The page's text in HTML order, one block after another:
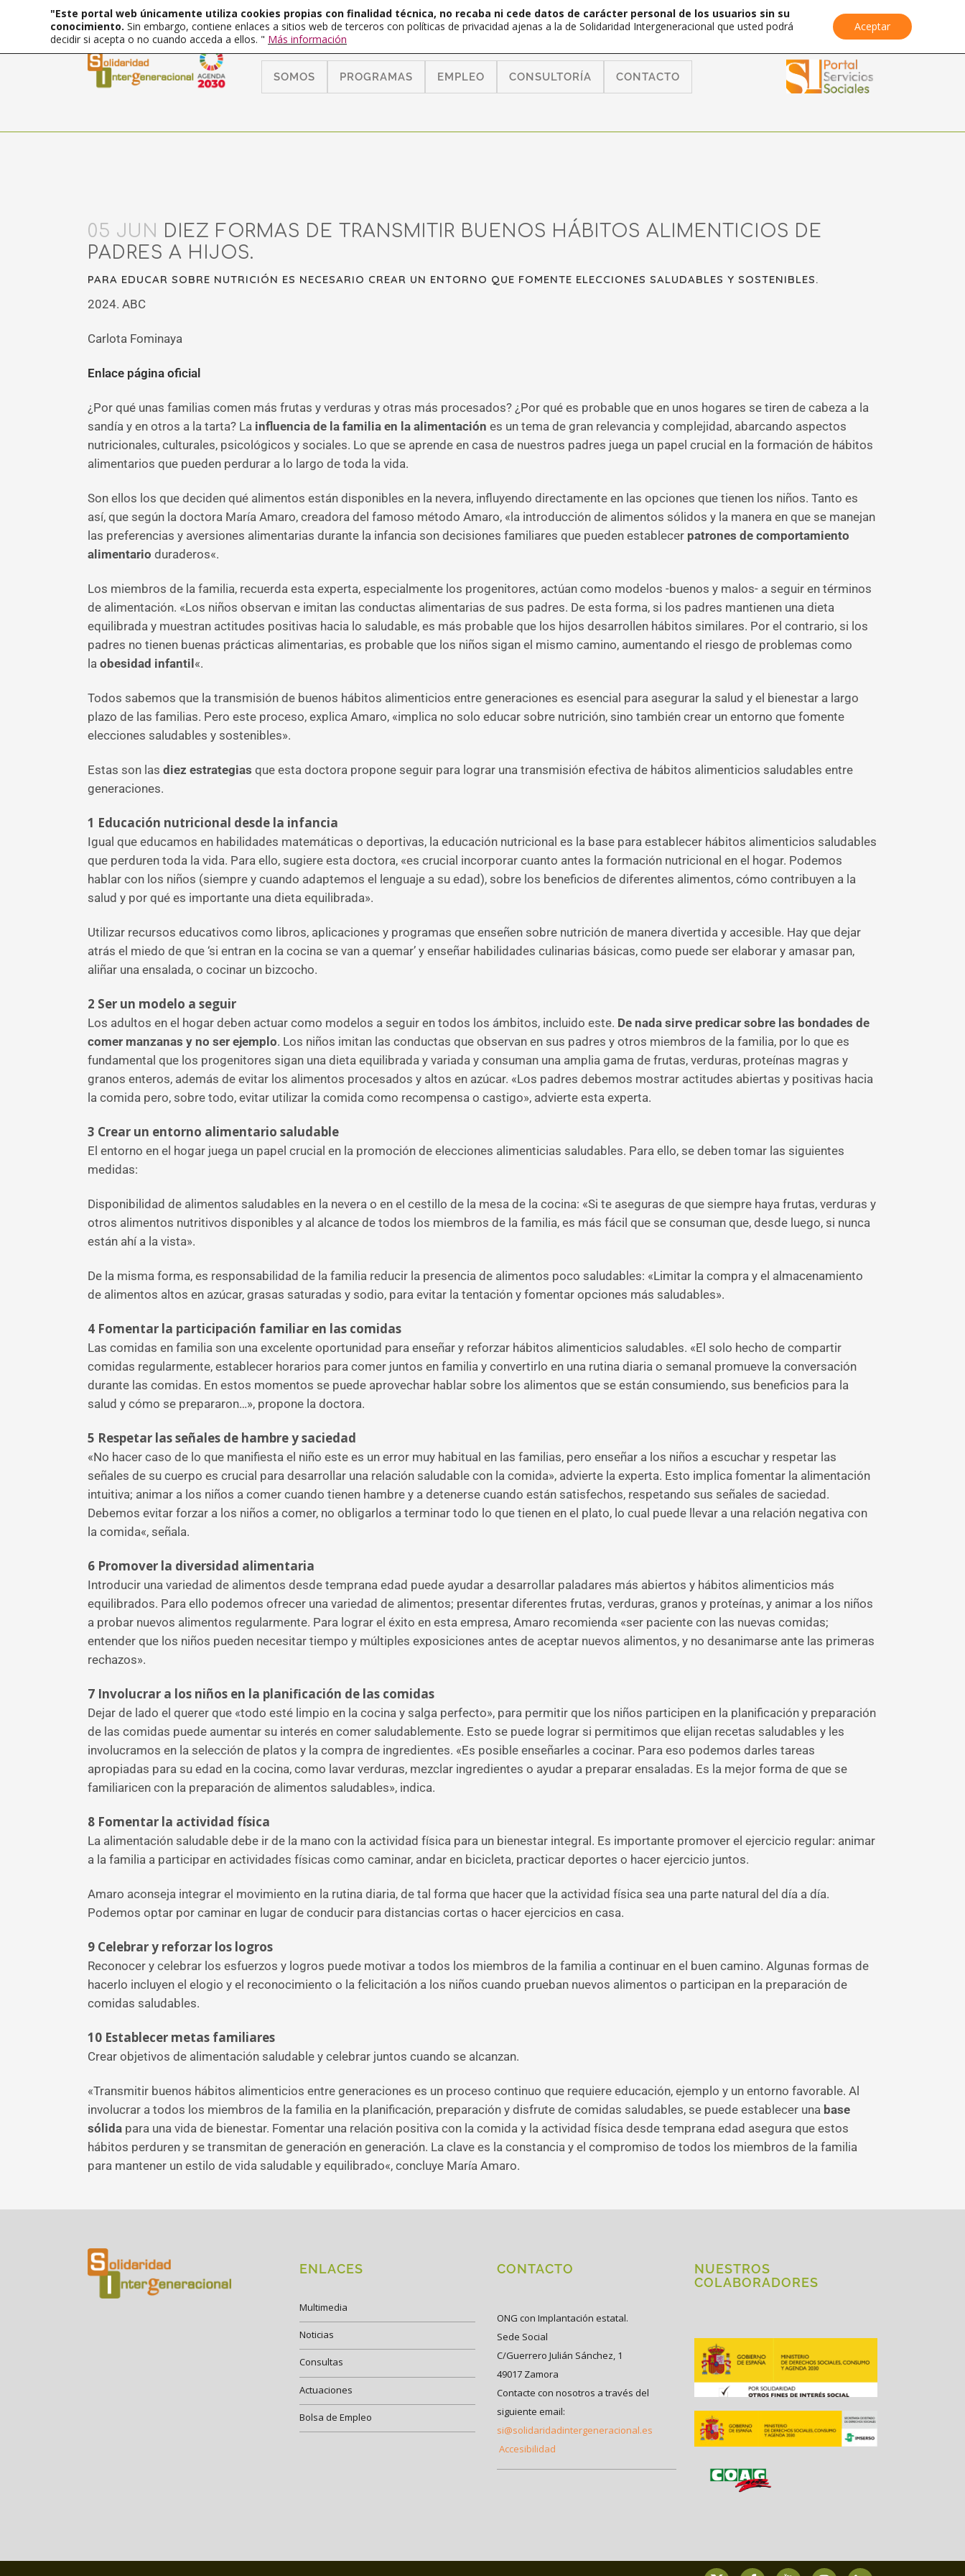
SOMOS PROGRAMAS EMPLEO CONSULTORÍA CONTACTO
05 JUN DIEZ FORMAS DE TRANSMITIR BUENOS HÁBITOS ALIMENTICIOS DE
PADRES A HIJOS.
PARA EDUCAR SOBRE NUTRICIÓN ES NECESARIO CREAR UN ENTORNO QUE FOMENTE ELECCIONES SALUDABLES Y SOSTENIBLES.
2024. ABC
Carlota Fominaya
Enlace página oficial
¿Por qué unas familias comen más frutas y verduras y otras más procesados? ¿Por qué es probable que en unos hogares se tiren de cabeza a la
sandía y en otros a la tarta? La influencia de la familia en la alimentación es un tema de gran relevancia y complejidad, abarcando aspectos
nutricionales, culturales, psicológicos y sociales. Lo que se aprende en casa de nuestros padres juega un papel crucial en la formación de hábitos
alimentarios que pueden perdurar a lo largo de toda la vida.
Son ellos los que deciden qué alimentos están disponibles en la nevera, influyendo directamente en las opciones que tienen los niños. Tanto es
así, que según la doctora María Amaro, creadora del famoso método Amaro, «la introducción de alimentos sólidos y la manera en que se manejan
las preferencias y aversiones alimentarias durante la infancia son decisiones familiares que pueden establecer patrones de comportamiento
alimentario duraderos«.
Los miembros de la familia, recuerda esta experta, especialmente los progenitores, actúan como modelos -buenos y malos- a seguir en términos
de alimentación. «Los niños observan e imitan las conductas alimentarias de sus padres. De esta forma, si los padres mantienen una dieta
equilibrada y muestran actitudes positivas hacia lo saludable, es más probable que los hijos desarrollen hábitos similares. Por el contrario, si los
padres no tienen buenas prácticas alimentarias, es probable que los niños sigan el mismo camino, aumentando el riesgo de problemas como
la obesidad infantil «.
Todos sabemos que la transmisión de buenos hábitos alimenticios entre generaciones es esencial para asegurar la salud y el bienestar a largo
plazo de las familias. Pero este proceso, explica Amaro, «implica no solo educar sobre nutrición, sino también crear un entorno que fomente
elecciones saludables y sostenibles».
Estas son las diez estrategias que esta doctora propone seguir para lograr una transmisión efectiva de hábitos alimenticios saludables entre
generaciones.
1 Educación nutricional desde la infancia
Igual que educamos en habilidades matemáticas o deportivas, la educación nutricional es la base para establecer hábitos alimenticios saludables
que perduren toda la vida. Para ello, sugiere esta doctora, «es crucial incorporar cuanto antes la formación nutricional en el hogar. Podemos
hablar con los niños (siempre y cuando adaptemos el lenguaje a su edad), sobre los beneficios de diferentes alimentos, cómo contribuyen a la
salud y por qué es importante una dieta equilibrada».
Utilizar recursos educativos como libros, aplicaciones y programas que enseñen sobre nutrición de manera divertida y accesible. Hay que dejar
atrás el miedo de que ‘si entran en la cocina se van a quemar’ y enseñar habilidades culinarias básicas, como puede ser elaborar y amasar pan,
aliñar una ensalada, o cocinar un bizcocho.
2 Ser un modelo a seguir
Los adultos en el hogar deben actuar como modelos a seguir en todos los ámbitos, incluido este. De nada sirve predicar sobre las bondades de
comer manzanas y no ser ejemplo. Los niños imitan las conductas que observan en sus padres y otros miembros de la familia, por lo que es
fundamental que los progenitores sigan una dieta equilibrada y variada y consuman una amplia gama de frutas, verduras, proteínas magras y
granos enteros, además de evitar los alimentos procesados y altos en azúcar. «Los padres debemos mostrar actitudes abiertas y positivas hacia
la comida pero, sobre todo, evitar utilizar la comida como recompensa o castigo», advierte esta experta.
3 Crear un entorno alimentario saludable
El entorno en el hogar juega un papel crucial en la promoción de elecciones alimenticias saludables. Para ello, se deben tomar las siguientes
medidas:
Disponibilidad de alimentos saludables en la nevera o en el cestillo de la mesa de la cocina: «Si te aseguras de que siempre haya frutas, verduras y
otros alimentos nutritivos disponibles y al alcance de todos los miembros de la familia, es más fácil que se consuman que, desde luego, si nunca
están ahí a la vista».
De la misma forma, es responsabilidad de la familia reducir la presencia de alimentos poco saludables: «Limitar la compra y el almacenamiento
de alimentos altos en azúcar, grasas saturadas y sodio, para evitar la tentación y fomentar opciones más saludables».
4 Fomentar la participación familiar en las comidas
Las comidas en familia son una excelente oportunidad para enseñar y reforzar hábitos alimenticios saludables. «El solo hecho de compartir
comidas regularmente, establecer horarios para comer juntos en familia y convertirlo en una rutina diaria o semanal promueve la conversación
durante las comidas. En estos momentos se puede aprovechar hablar sobre los alimentos que se están consumiendo, sus beneficios para la
salud y cómo se prepararon…», propone la doctora.
5 Respetar las señales de hambre y saciedad
«No hacer caso de lo que manifiesta el niño este es un error muy habitual en las familias, pero enseñar a los niños a escuchar y respetar las
señales de su cuerpo es crucial para desarrollar una relación saludable con la comida», advierte la experta. Esto implica fomentar la alimentación
intuitiva; animar a los niños a comer cuando tienen hambre y a detenerse cuando están satisfechos, respetando sus señales de saciedad.
Debemos evitar forzar a los niños a comer, no obligarlos a terminar todo lo que tienen en el plato, lo cual puede llevar a una relación negativa con
la comida«, señala.
6 Promover la diversidad alimentaria
Introducir una variedad de alimentos desde temprana edad puede ayudar a desarrollar paladares más abiertos y hábitos alimenticios más
equilibrados. Para ello podemos ofrecer una variedad de alimentos; presentar diferentes frutas, verduras, granos y proteínas, y animar a los niños
a probar nuevos alimentos regularmente. Para lograr el éxito en esta empresa, Amaro recomienda «ser paciente con las nuevas comidas;
entender que los niños pueden necesitar tiempo y múltiples exposiciones antes de aceptar nuevos alimentos, y no desanimarse ante las primeras
rechazos».
7 Involucrar a los niños en la planificación de las comidas
Dejar de lado el querer que «todo esté limpio en la cocina y salga perfecto», para permitir que los niños participen en la planificación y preparación
de las comidas puede aumentar su interés en comer saludablemente. Esto se puede lograr si permitimos que elijan recetas saludables y les
involucramos en la selección de platos y la compra de ingredientes. «Es posible enseñarles a cocinar. Para eso podemos darles tareas
apropiadas para su edad en la cocina, como lavar verduras, mezclar ingredientes o ayudar a preparar ensaladas. Es la mejor forma de que se
familiaricen con la preparación de alimentos saludables», indica.
8 Fomentar la actividad física
La alimentación saludable debe ir de la mano con la actividad física para un bienestar integral. Es importante promover el ejercicio regular: animar
a la familia a participar en actividades físicas como caminar, andar en bicicleta, practicar deportes o hacer ejercicio juntos.
Amaro aconseja integrar el movimiento en la rutina diaria, de tal forma que hacer que la actividad física sea una parte natural del día a día.
Podemos optar por caminar en lugar de conducir para distancias cortas o hacer ejercicios en casa.
9 Celebrar y reforzar los logros
Reconocer y celebrar los esfuerzos y logros puede motivar a todos los miembros de la familia a continuar en el buen camino. Algunas formas de
hacerlo incluyen el elogio y el reconocimiento o la felicitación a los niños cuando prueban nuevos alimentos o participan en la preparación de
comidas saludables.
10 Establecer metas familiares
Crear objetivos de alimentación saludable y celebrar juntos cuando se alcanzan.
«Transmitir buenos hábitos alimenticios entre generaciones es un proceso continuo que requiere educación, ejemplo y un entorno favorable. Al
involucrar a todos los miembros de la familia en la planificación, preparación y disfrute de comidas saludables, se puede establecer una base
sólida para una vida de bienestar. Fomentar una relación positiva con la comida y la actividad física desde temprana edad asegura que estos
hábitos perduren y se transmitan de generación en generación. La clave es la constancia y el compromiso de todos los miembros de la familia
para mantener un estilo de vida saludable y equilibrado«, concluye María Amaro.
ENLACES
Multimedia
Noticias
Consultas
Actuaciones
Bolsa de Empleo
CONTACTO
ONG con Implantación estatal.
Sede Social
C/Guerrero Julián Sánchez, 1
49017 Zamora
Contacte con nosotros a través del
siguiente email:
si@solidaridadintergeneracional.es
Accesibilidad
NUESTROS
COLABORADORES
"Este portal web únicamente utiliza cookies propias con finalidad técnica, no recaba ni cede datos de carácter personal de los usuarios sin su
conocimiento. Sin embargo, contiene enlaces a sitios web de terceros con políticas de privacidad ajenas a la de Solidaridad Intergeneracional que usted podrá
decidir si acepta o no cuando acceda a ellos. " Más información
Aceptar